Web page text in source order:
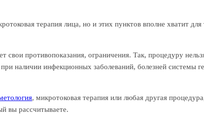
терапия лица, но и этих пунктов вполне хватит
противопоказания, ограничения. Так, процедуру
наличии инфекционных заболеваний, болезней системы
, микротоковая терапия или любая другая
вы рассчитываете.